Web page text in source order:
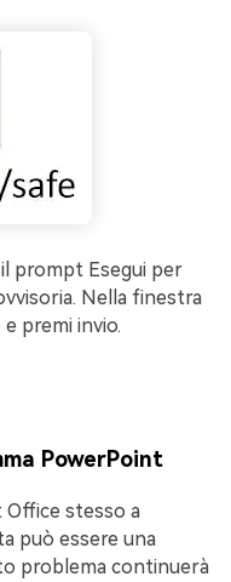
prompt Esegui per
Nella finestra
premi invio.
PowerPoint
Office stesso a
può essere una
problema continuerà